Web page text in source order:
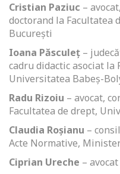
Cristian Paziuc –
doctorand la Facultatea
București
Ioana Păsculeț –
cadru didactic asociat la
Universitatea Babeș-
Radu Rizoiu – avocat,
Facultatea de drept,
Claudia Roșianu –
Acte Normative,
Ciprian Ureche – avocat